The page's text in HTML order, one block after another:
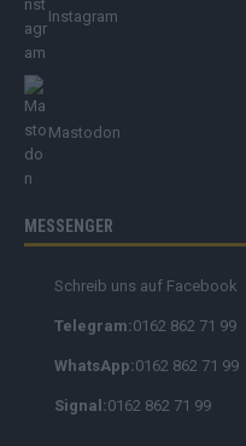
Instagram
Mastodon
MESSENGER
Schreib uns auf Facebook
Telegram:0162 862 71 99
WhatsApp:0162 862 71 99
Signal:0162 862 71 99